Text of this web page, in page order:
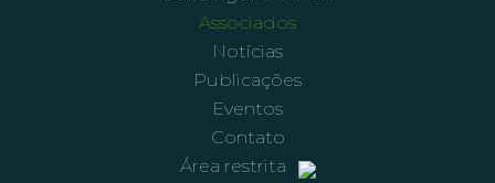
Associados
Notícias
Publicações
Eventos
Contato
Área restrita